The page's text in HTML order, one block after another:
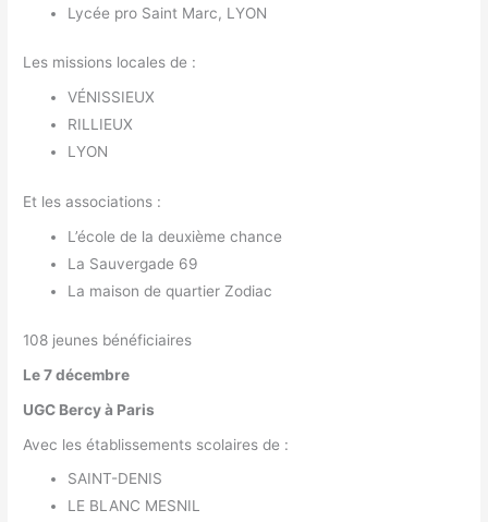
Lycée pro Saint Marc, LYON
Les missions locales de :
VÉNISSIEUX
RILLIEUX
LYON
Et les associations :
L’école de la deuxième chance
La Sauvergade 69
La maison de quartier Zodiac
108 jeunes bénéficiaires
Le 7 décembre
UGC Bercy à Paris
Avec les établissements scolaires de :
SAINT-DENIS
LE BLANC MESNIL